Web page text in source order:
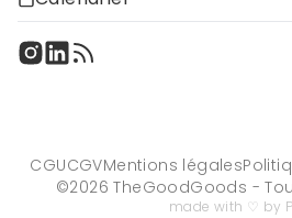
CGUCGVMentions légales
©2026 TheGoodGoods -
made with ♡ by